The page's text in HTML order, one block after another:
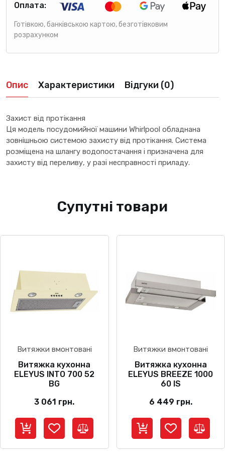
Оплата:
Готівкою, банківською картою, безготівковим
розрахунком
Опис Характеристики Відгуки (0)
Захист від протікання
Ця модель посудомийної машини Whirlpool обладнана
зовнішньою системою захисту від протікання. Система
розміщена на шлангу водопостачання і призначена для
захисту від переливу, у разі несправності приладу.
Супутні товари
Витяжки вмонтовані
Витяжка кухонна
ELEYUS INTO 700 52
BG
3 061 грн.
Витяжки вмонтовані
Витяжка кухонна
ELEYUS BREEZE 1000
60 IS
6 449 грн.